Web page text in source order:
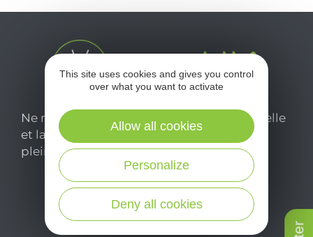
Ne manquez pas notre newsletter mensuelle
et laissez-vous inspirer pour profiter
pleinement de votre séjour en Aveyron.
Je m'abonne ici
This site uses cookies and gives you control
over what you want to activate
Deny all cookies
Personalize
Allow all cookies